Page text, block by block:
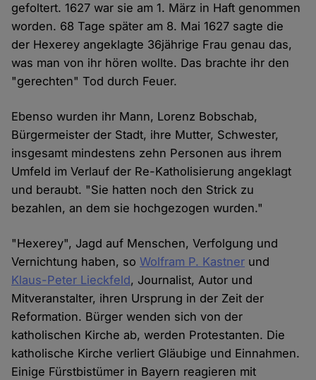
gefoltert. 1627 war sie am 1. März in Haft genommen
worden. 68 Tage später am 8. Mai 1627 sagte die
der Hexerey angeklagte 36jährige Frau genau das,
was man von ihr hören wollte. Das brachte ihr den
"gerechten" Tod durch Feuer.
Ebenso wurden ihr Mann, Lorenz Bobschab,
Bürgermeister der Stadt, ihre Mutter, Schwester,
insgesamt mindestens zehn Personen aus ihrem
Umfeld im Verlauf der Re-Katholisierung angeklagt
und beraubt. "Sie hatten noch den Strick zu
bezahlen, an dem sie hochgezogen wurden."
"Hexerey", Jagd auf Menschen, Verfolgung und
Vernichtung haben, soWolfram P. Kastner und
Klaus-Peter Lieckfeld, Journalist, Autor und
Mitveranstalter, ihren Ursprung in der Zeit der
Reformation. Bürger wenden sich von der
katholischen Kirche ab, werden Protestanten. Die
katholische Kirche verliert Gläubige und Einnahmen.
Einige Fürstbistümer in Bayern reagieren mit